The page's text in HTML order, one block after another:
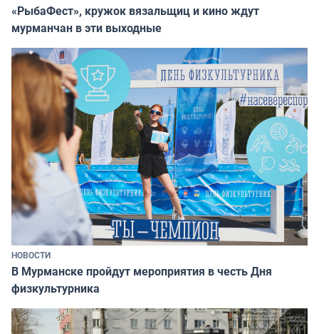
«РыбаФест», кружок вязальщиц и кино ждут
мурманчан в эти выходные
НОВОСТИ
В Мурманске пройдут мероприятия в честь Дня
физкультурника